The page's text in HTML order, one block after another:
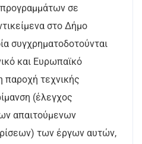
σε
στο Δήμο
συγχρηματοδοτούνται
και Ευρωπαϊκό
παροχή τεχνικής
(έλεγχος
απαιτούμενων
των έργων αυτών,